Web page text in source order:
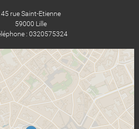
45 rue Saint-Etienne
59000 Lille
: 0320575324